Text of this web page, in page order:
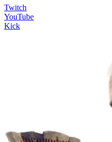
Twitch
YouTube
Kick